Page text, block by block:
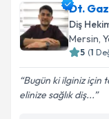
Dt. Hande
oluşturun.
takvim
Dt.
Diş
Mersin,
5 (1
Bugün ki ilginiz için
elinize sağlık diş...